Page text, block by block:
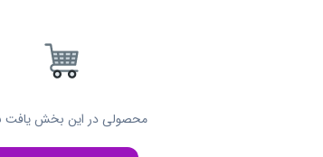
محصولی در این بخش یافت